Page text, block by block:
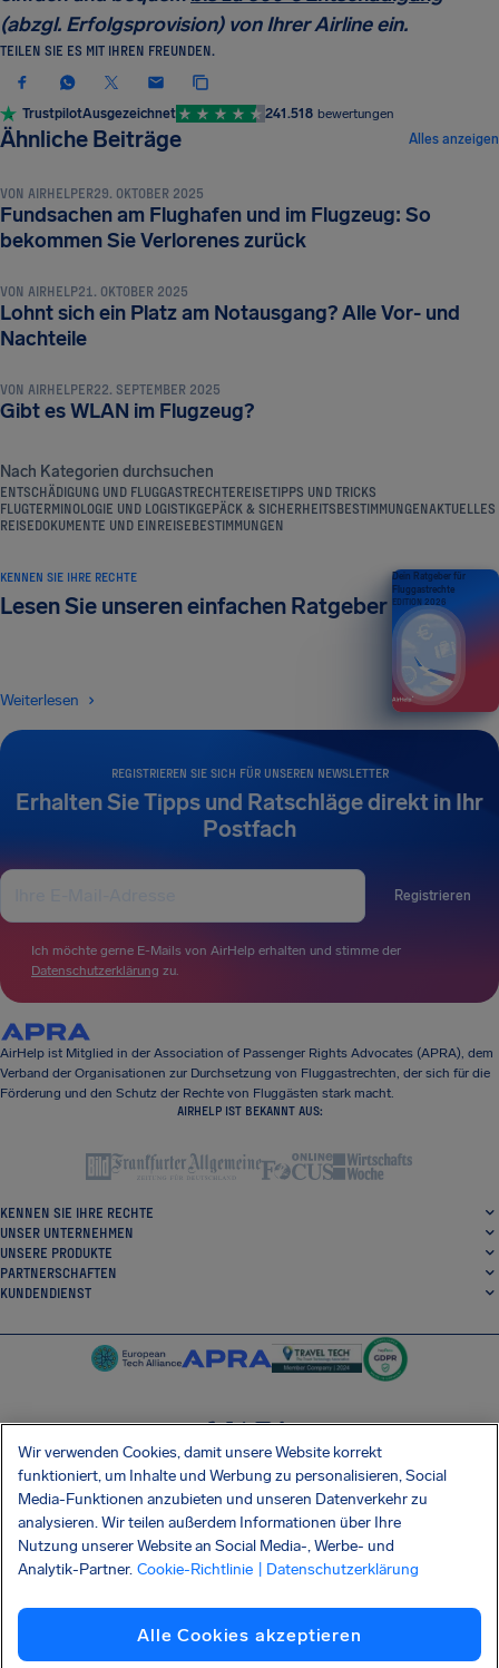
(abzgl. Erfolgsprovision) von Ihrer Airline ein.
TEILEN SIE ES MIT IHREN FREUNDEN.
TrustpilotAusgezeichnet 241.518 bewertungen
Ähnliche Beiträge Alles anzeigen
REISETIPPS UND TRICKS
VON AIRHELPER29. OKTOBER 2025
Fundsachen am Flughafen und im Flugzeug: So
bekommen Sie Verlorenes zurück
VON AIRHELP21. OKTOBER 2025
Lohnt sich ein Platz am Notausgang? Alle Vor- und
Nachteile
VON AIRHELPER22. SEPTEMBER 2025
Gibt es WLAN im Flugzeug?
Nach Kategorien durchsuchen
ENTSCHÄDIGUNG UND FLUGGASTRECHTEREISETIPPS UND TRICKS
FLUGTERMINOLOGIE UND LOGISTIKGEPÄCK & SICHERHEITSBESTIMMUNGENAKTUELLES
REISEDOKUMENTE UND EINREISEBESTIMMUNGEN
REGISTRIEREN SIE SICH FÜR UNSEREN NEWSLETTER
Erhalten Sie Tipps und Ratschläge direkt in Ihr
Postfach
Registrieren
Ich möchte gerne E-Mails von AirHelp erhalten und stimme der
Datenschutzerklärung zu.
KENNEN SIE IHRE RECHTE
Lesen Sie unseren einfachen Ratgeber
Weiterlesen
Dein Ratgeber für
Fluggastrechte
EDITION 2026
AirHelp ist Mitglied in der Association of Passenger Rights Advocates (APRA), dem
Verband der Organisationen zur Durchsetzung von Fluggastrechten, der sich für die
Förderung und den Schutz der Rechte von Fluggästen stark macht.
AIRHELP IST BEKANNT AUS:
KENNEN SIE IHRE RECHTE
UNSER UNTERNEHMEN
UNSERE PRODUKTE
PARTNERSCHAFTEN
KUNDENDIENST
SocialFacebook
SocialTwitter
SocialInstagram
SocialLinkedin
ERHALTEN SIE UNSERE KOSTENLOSE APP
Allgemeinen GeschäftsbedingungenDatenschutzerklärung
Barrierefreiheit
Wir verwenden Cookies, damit unsere Website korrekt
funktioniert, um Inhalte und Werbung zu personalisieren, Social
Media-Funktionen anzubieten und unseren Datenverkehr zu
analysieren. Wir teilen außerdem Informationen über Ihre
Nutzung unserer Website an Social Media-, Werbe- und
Analytik-Partner. Cookie-Richtlinie | Datenschutzerklärung
Alle Cookies akzeptieren